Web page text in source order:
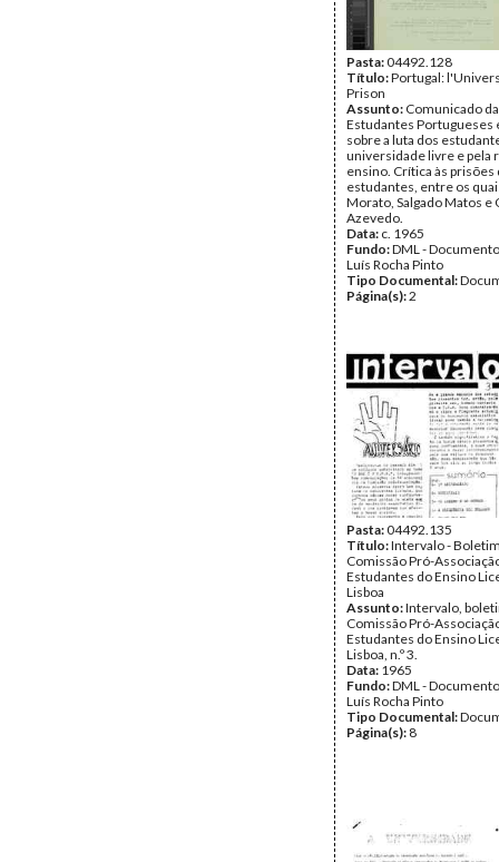
Pasta:04492.128
Título:Portugal:
Prison
Assunto: Comunicado
Estudantes Portugueses
sobre a luta dos
universidade livre e pela
ensino. Crítica às prisões
estudantes, entre os
Morato, Salgado Matos e
Azevedo.
Data: c. 1965
Fundo:DML -
Luís Rocha Pinto
Tipo Documental:
Página(s):2
Pasta:04492.135
Título:Intervalo -
Comissão Pró-
Estudantes do Ensino
Lisboa
Assunto:Intervalo,
Comissão Pró-
Estudantes do Ensino
Lisboa, n.º 3.
Data: 1965
Fundo:DML -
Luís Rocha Pinto
Tipo Documental:
Página(s): 8